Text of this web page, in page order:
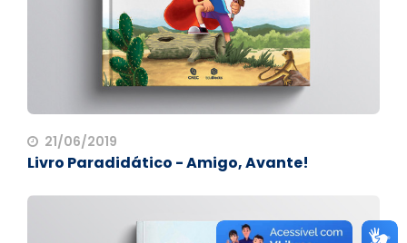
21/06/2019
Livro Paradidático - Amigo, Avante!